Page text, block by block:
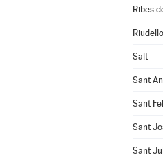
Ribes
Salt
Sant
Sant
Sant
Sant